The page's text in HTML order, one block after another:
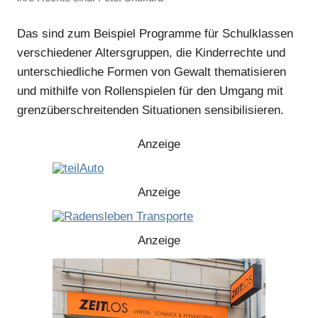
Das sind zum Beispiel Programme für Schulklassen
verschiedener Altersgruppen, die Kinderrechte und
unterschiedliche Formen von Gewalt thematisieren
und mithilfe von Rollenspielen für den Umgang mit
grenzüberschreitenden Situationen sensibilisieren.
Anzeige
Anzeige
Anzeige